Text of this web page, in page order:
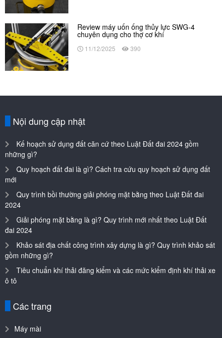
Review máy uốn ống thủy lực SWG-4
chuyên dụng cho thợ cơ khí
11/12/2025 390
Nội dung cập nhật
Kế hoạch sử dụng đất căn cứ theo Luật Đất đai 2024 gồm
những gì?
Quy hoạch đất đai là gì? Cách tra cứu quy hoạch sử dụng đất
mới
Quy trình bồi thường giải phóng mặt bằng theo Luật Đất đai
2024
Giải phóng mặt bằng là gì? Quy trình mới nhất theo Luật Đất
đai 2024
Khảo sát địa chất công trình xây dựng là gì? Quy trình khảo sát
gồm những gì?
Tiêu chuẩn khí thải đăng kiểm và các mức kiểm định khí thải xe
ô tô
Các trang
Máy mài